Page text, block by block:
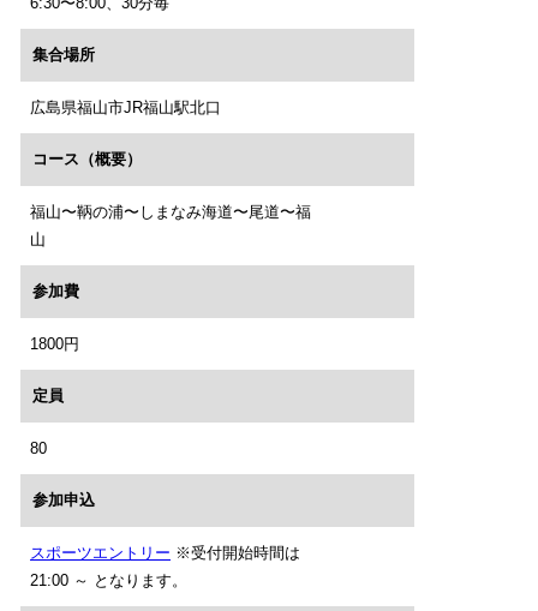
集合場所
広島県福山市JR福山駅北口
コース（概要）
福山〜鞆の浦〜しまなみ海道〜尾道〜福
山
参加費
1800円
定員
80
参加申込
スポーツエントリー ※受付開始時間は
21:00 ～ となります。